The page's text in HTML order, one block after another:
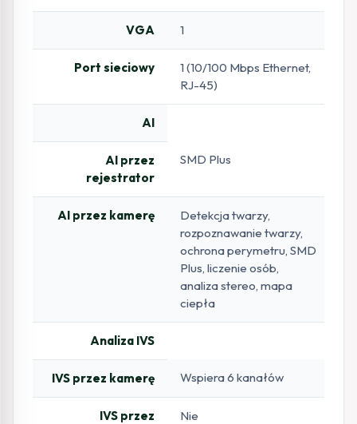
VGA 1
Port sieciowy
1 (10/100 Mbps Ethernet,
RJ-45)
AI
AI przez
rejestrator
SMD Plus
AI przez kamerę
Detekcja twarzy,
rozpoznawanie twarzy,
ochrona perymetru, SMD
Plus, liczenie osób,
analiza stereo, mapa
ciepła
Analiza IVS
IVS przez kamerę Wspiera 6 kanałów
IVS przez
Nie